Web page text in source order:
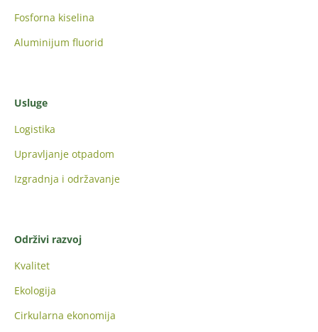
Fosforna kiselina
Aluminijum fluorid
Usluge
Logistika
Upravljanje otpadom
Izgradnja i održavanje
Održivi razvoj
Kvalitet
Ekologija
Cirkularna ekonomija